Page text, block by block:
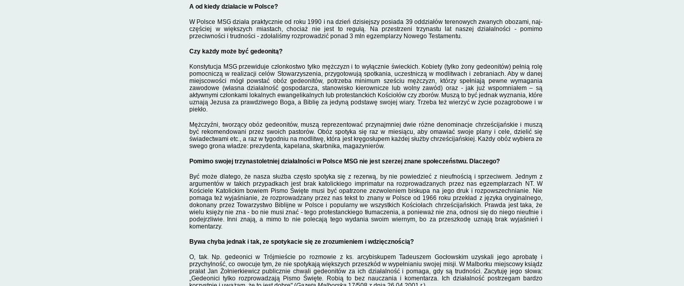
A od kiedy działacie w Polsce?
W Polsce MSG działa praktycznie od roku 1990 i na dzień dzisiejszy posiada 39 oddziałów terenowych zwanych obozami, naj­
częściej w większych miastach, chociaż nie jest to regu­łą. Na przestrzeni trzynastu lat naszej działalności - po­mimo
przeciwności i trudności - zdołaliśmy rozprowa­dzić ponad 3 mln egzemplarzy Nowego Testamentu.
Czy każdy może być gedeonitą?
Konstytucja MSG przewiduje członkostwo tylko mężczyzn i to wyłącznie świeckich. Kobiety (tylko żony gedeonitów) pełnią rolę
pomocniczą w realizacji celów Stowarzysze­nia, przygotowują spotkania, uczestniczą w modlitwach i zebraniach. Aby w danej
miejscowości mógł powstać obóz gedeonitów, potrzeba minimum sześciu męż­czyzn, którzy spełniają pewne wymagania
zawodowe (własna działalność gospodarcza, stanowisko kierowni­cze lub wolny zawód) oraz - jak już wspomniałem – są
aktywnymi członkami lokalnych ewangelikalnych lub protestanckich Kościołów czy zborów. Muszą to być jed­nak wyznania, które
uznają Jezusa za prawdziwego Bo­ga, a Biblię za jedyną podstawę swojej wiary. Trzeba też wierzyć w życie pozagrobowe i w
piekło.
Mężczyźni, tworzący obóz gedeonitów, muszą repre­zentować przynajmniej dwie różne denominacje chrze­ścijańskie i muszą
być rekomendowani przez swoich pa­storów. Obóz spotyka się raz w miesiącu, aby omawiać swoje plany i cele, dzielić się
świadectwami etc., a raz w tygodniu na modlitwę, która jest kręgosłupem każ­dej służby chrześcijańskiej. Każdy obóz wybiera ze
swe­go grona władze: prezydenta, kapelana, skarbnika, ma­gazynierów.
Pomimo swojej trzynastoletniej działalności w Polsce MSG nie jest szerzej znane społe­czeństwu. Dlaczego?
Być może dlatego, że nasza służba często spotyka się z rezerwą, by nie powiedzieć z nieufnością i sprzeciwem. Jednym z
argumentów w takich przypad­kach jest brak katolickiego imprimatur na rozprowa­dzanych przez nas egzemplarzach NT. W
Kościele Ka­tolickim bowiem Pismo Święte musi być opatrzone ze­zwoleniem biskupa na jego druk i rozpowszechnianie. Nie
pomaga też wyjaśnianie, że rozprowadzany przez nas tekst to znany w Polsce od 1966 roku przekład z ję­zyka oryginalnego,
dokonany przez Towarzystwo Biblijne w Polsce i popularny we wszystkich Kościołach chrze­ścijańskich. Prawda jest taka, że
wielu księży nie zna - bo nie musi znać - tego protestanckiego tłumaczenia, a ponieważ nie zna, odnosi się do niego nieufnie i
po­dejrzliwie. Inni znają, a mimo to nie polecają tego wydania swoim wiernym, bo za przeszkodę uznają brak wyjaśnień i
komentarzy.
Bywa chyba jednak i tak, ze spotykacie się ze zrozumieniem i wdzięcznością?
O, tak. Np. gedeonici w Trójmieście po rozmowie z ks. arcybiskupem Tadeuszem Gocłowskim uzyskali jego aprobatę i
przychylność, co owocuje tym, że nie spotykają większych przeszkód w wypełnianiu swojej misji. W Malborku miejscowy ksiądz
prałat Jan Żołnierkiewicz publicznie chwali gedeonitów za ich działalność i pomaga, gdy są trudno­ści. Zacytuję jego słowa:
„Gedeonici tylko rozprowadza­ją Pismo Święte. Robią to bez nauczania i komentarza. Ich działalność postrzegam bardzo